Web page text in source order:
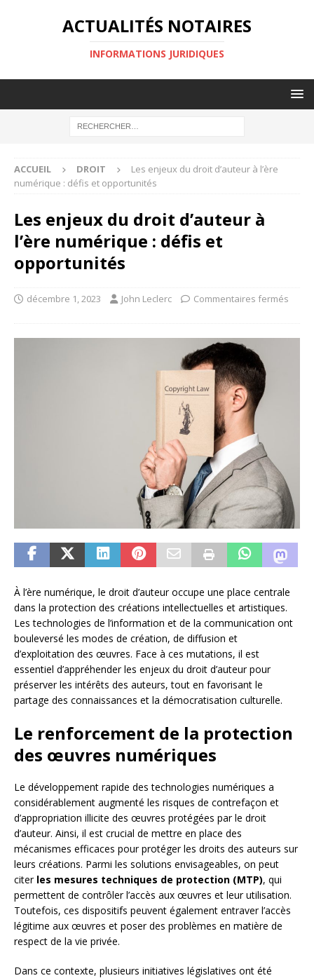
ACTUALITÉS NOTAIRES
INFORMATIONS JURIDIQUES
ACCUEIL DROIT
Les enjeux du droit d’auteur à l’ère
numérique : défis et opportunités
Les enjeux du droit d’auteur à
l’ère numérique : défis et
opportunités
décembre 1, 2023 John Leclerc Commentaires fermés
À l’ère numérique, le droit d’auteur occupe une place centrale
dans la protection des créations intellectuelles et artistiques.
Les technologies de l’information et de la communication ont
bouleversé les modes de création, de diffusion et
d’exploitation des œuvres. Face à ces mutations, il est
essentiel d’appréhender les enjeux du droit d’auteur pour
préserver les intérêts des auteurs, tout en favorisant le
partage des connaissances et la démocratisation culturelle.
Le renforcement de la protection
des œuvres numériques
Le développement rapide des technologies numériques a
considérablement augmenté les risques de contrefaçon et
d’appropriation illicite des œuvres protégées par le droit
d’auteur. Ainsi, il est crucial de mettre en place des
mécanismes efficaces pour protéger les droits des auteurs sur
leurs créations. Parmi les solutions envisageables, on peut
citer les mesures techniques de protection (MTP), qui
permettent de contrôler l’accès aux œuvres et leur utilisation.
Toutefois, ces dispositifs peuvent également entraver l’accès
légitime aux œuvres et poser des problèmes en matière de
respect de la vie privée.
Dans ce contexte, plusieurs initiatives législatives ont été